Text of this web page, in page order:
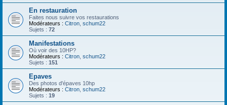
En restauration
Faites nous suivre vos restaurations
Modérateurs : Citron schum22
Sujets : 72
Manifestations
Où voir des 10HP?
Modérateurs : Citron schum22
Sujets : 151
Epaves
Des photos d'épaves 10hp
Modérateurs : Citron schum22
Sujets : 19